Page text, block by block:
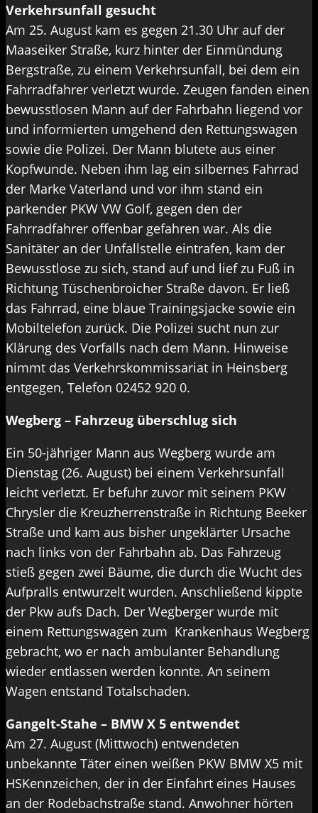
Verkehrsunfall gesucht
Am 25. August kam es gegen 21.30 Uhr auf der
Maaseiker Straße, kurz hinter der Einmündung
Bergstraße, zu einem Verkehrsunfall, bei dem ein
Fahrradfahrer verletzt wurde. Zeugen fanden einen
bewusstlosen Mann auf der Fahrbahn liegend vor
und informierten umgehend den Rettungswagen
sowie die Polizei. Der Mann blutete aus einer
Kopfwunde. Neben ihm lag ein silbernes Fahrrad
der Marke Vaterland und vor ihm stand ein
parkender PKW VW Golf, gegen den der
Fahrradfahrer offenbar gefahren war. Als die
Sanitäter an der Unfallstelle eintrafen, kam der
Bewusstlose zu sich, stand auf und lief zu Fuß in
Richtung Tüschenbroicher Straße davon. Er ließ
das Fahrrad, eine blaue Trainingsjacke sowie ein
Mobiltelefon zurück. Die Polizei sucht nun zur
Klärung des Vorfalls nach dem Mann. Hinweise
nimmt das Verkehrskommissariat in Heinsberg
entgegen, Telefon 02452 920 0.
Wegberg – Fahrzeug überschlug sich
Ein 50-jähriger Mann aus Wegberg wurde am
Dienstag (26. August) bei einem Verkehrsunfall
leicht verletzt. Er befuhr zuvor mit seinem PKW
Chrysler die Kreuzherrenstraße in Richtung Beeker
Straße und kam aus bisher ungeklärter Ursache
nach links von der Fahrbahn ab. Das Fahrzeug
stieß gegen zwei Bäume, die durch die Wucht des
Aufpralls entwurzelt wurden. Anschließend kippte
der Pkw aufs Dach. Der Wegberger wurde mit
einem Rettungswagen zum Krankenhaus Wegberg
gebracht, wo er nach ambulanter Behandlung
wieder entlassen werden konnte. An seinem
Wagen entstand Totalschaden.
Gangelt-Stahe – BMW X 5 entwendet
Am 27. August (Mittwoch) entwendeten
unbekannte Täter einen weißen PKW BMW X5 mit
HSKennzeichen, der in der Einfahrt eines Hauses
an der Rodebachstraße stand. Anwohner hörten